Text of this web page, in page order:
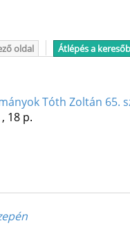
oldal Átlépés a
Tóth Zoltán 65.
18 p.